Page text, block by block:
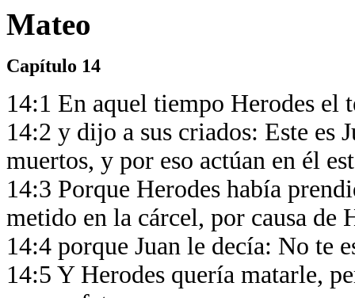
Mateo
Capítulo 14
14:1 En aquel tiempo Herodes el
14:2 y dijo a sus criados: Este es
muertos, y por eso actúan en él
14:3 Porque Herodes había
metido en la cárcel, por causa de
14:4 porque Juan le decía: No te
14:5 Y Herodes quería matarle,